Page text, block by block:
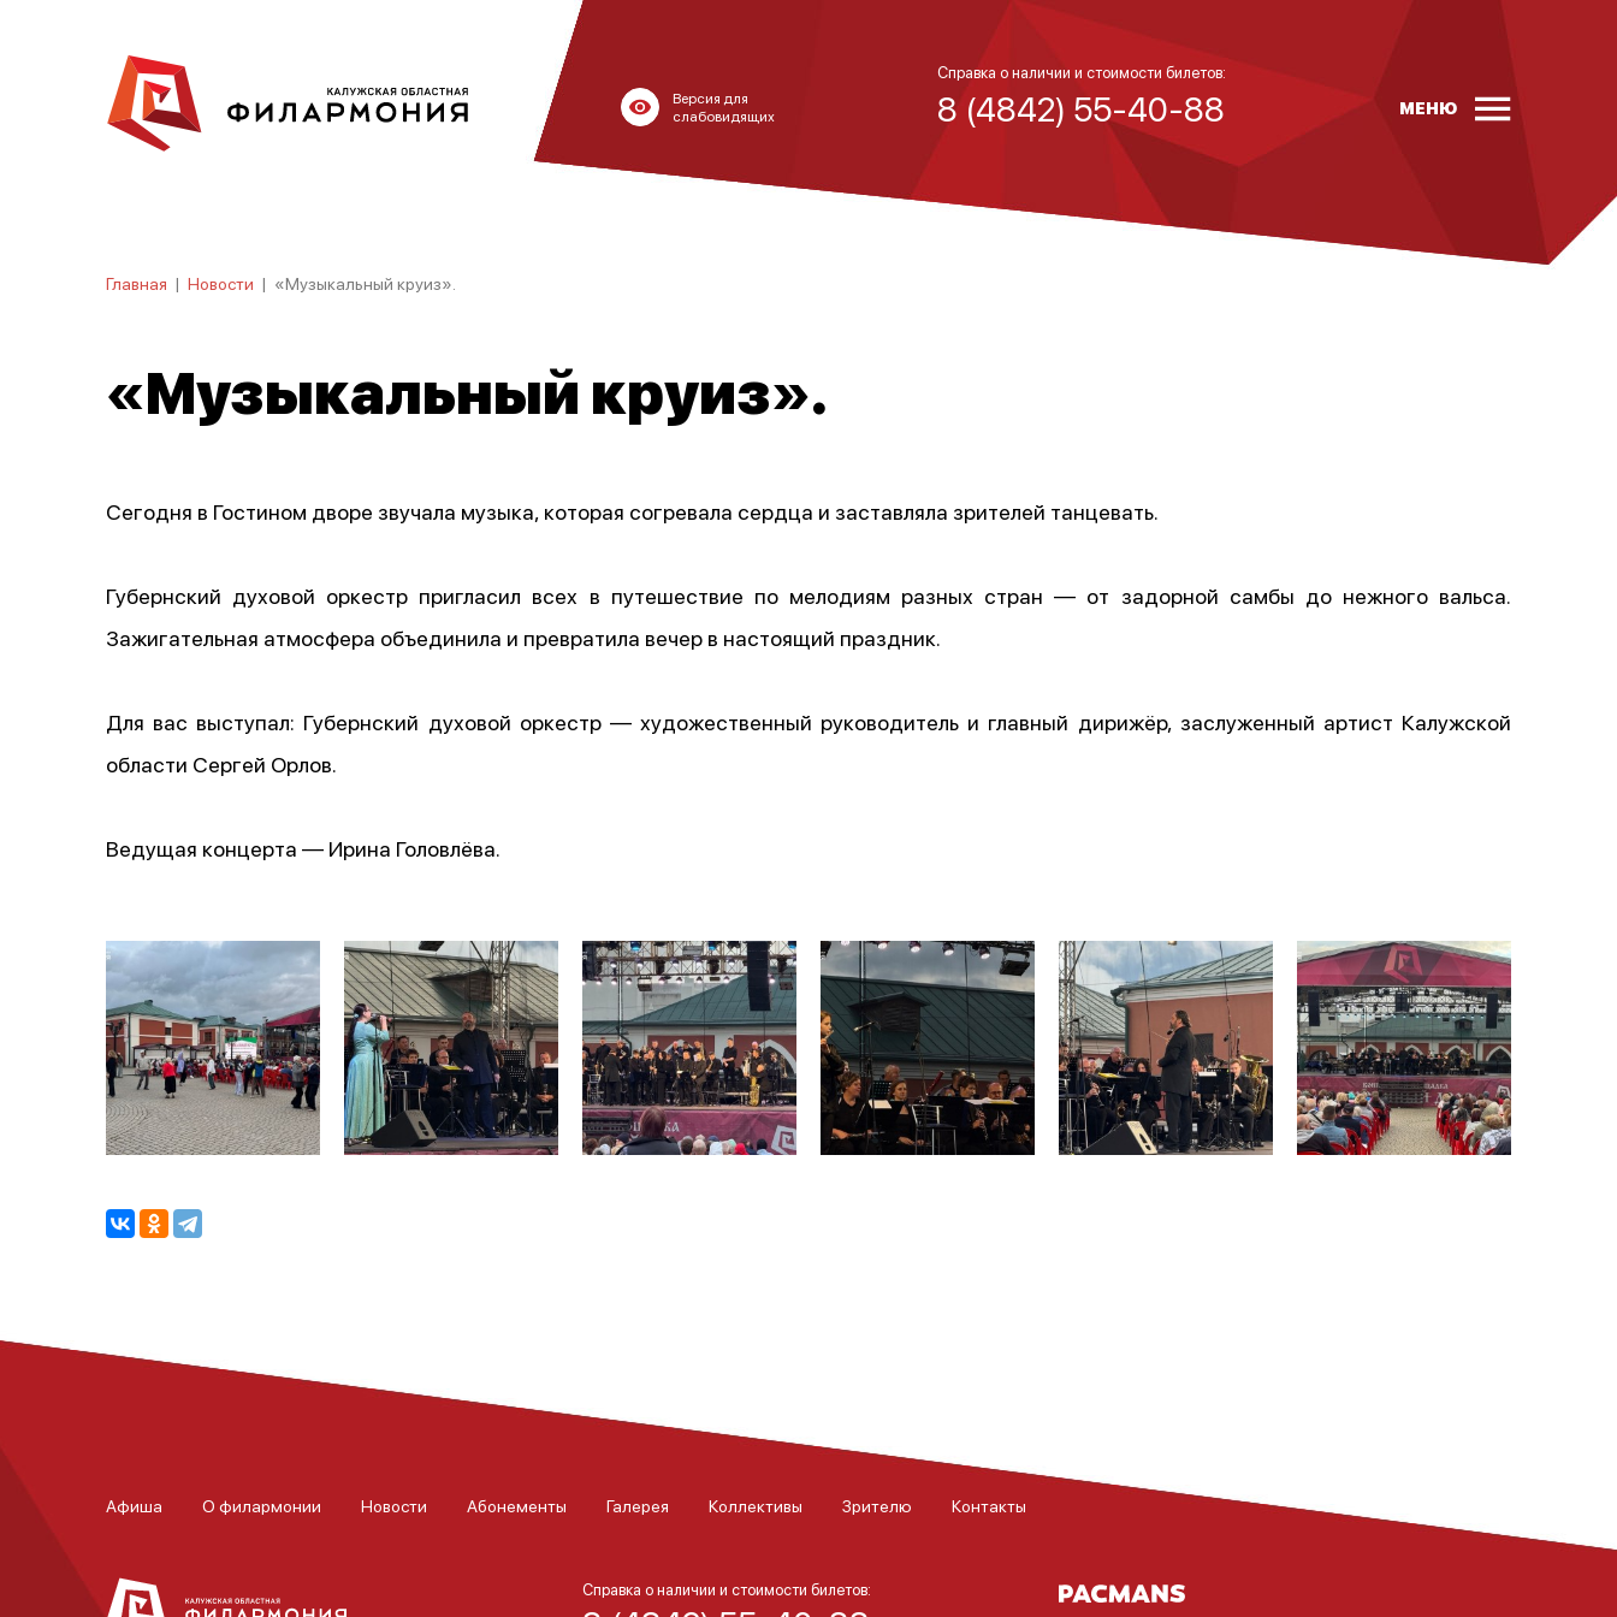
Версия для
слабовидящих
Справка о наличии и стоимости билетов:
8 (4842) 55-40-88 МЕНЮ
Главная | Новости | «Музыкальный круиз».
«Музыкальный круиз».
Сегодня в Гостином дворе звучала музыка, которая согревала сердца и заставляла зрителей танцевать.
Губернский духовой оркестр пригласил всех в путешествие по мелодиям разных стран — от задорной самбы до нежного вальса.
Зажигательная атмосфера объединила и превратила вечер в настоящий праздник.
Для вас выступал: Губернский духовой оркестр — художественный руководитель и главный дирижёр, заслуженный артист Калужской
области Сергей Орлов.
Ведущая концерта — Ирина Головлёва.
Афиша О филармонии Новости Абонементы Галерея Коллективы Зрителю Контакты
Справка о наличии и стоимости билетов: